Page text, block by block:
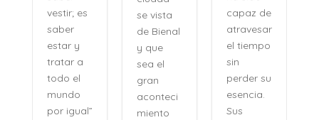
vestir; es
saber
estar y
tratar a
todo el
mundo
por igual”
se vista
de Bienal
y que
sea el
gran
aconteci
miento
capaz de
atravesar
el tiempo
sin
perder su
esencia.
Sus